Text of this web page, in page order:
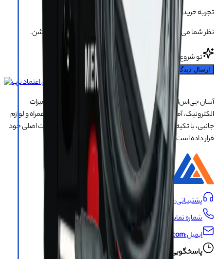
تجربه خریدت رو بگو 💬
نظر شما می‌تونه به بقیه کمک کنه انتخاب مطمئن‌تری داشته باشن.
تو شروع کن!
ارسال دیدگاه
آسان جی‌اس‌ام با نزدیک به ۲۰ سال تجربه در تأمین تجهیزات تعمیرات
الکترونیک، آموزش تخصصی موبایل و ارائه خدمات تعمیر تلفن همراه و لوازم
جانبی، با تکیه بر تیمی حرفه‌ای، رضایت و اعتماد مشتریان را اولویت اصلی خود
قرار داده است.درباره ما
پشتیبانی:09191493546
شماره تماس:
021-66704429
ایمیل:info@asangsm.com
پاسخگویی تلفنی از شنبه تا پنجشنبه ساعت ۱۰ الی ۱۹